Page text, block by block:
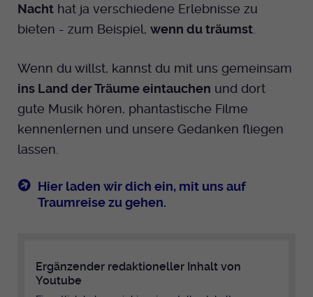
Nacht hat ja verschiedene Erlebnisse zu
bieten - zum Beispiel, wenn du träumst
Wenn du willst, kannst du mit uns gemeinsam
ins Land der Träume eintauchen und dort
gute Musik hören, phantastische Filme
kennenlernen und unsere Gedanken fliegen
lassen.
Hier laden wir dich ein, mit uns auf
Traumreise zu gehen.
Ergänzender redaktioneller Inhalt von
Youtube